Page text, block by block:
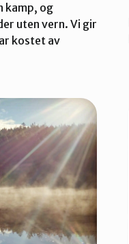
kamp, og
uten vern. Vi gir
kostet av